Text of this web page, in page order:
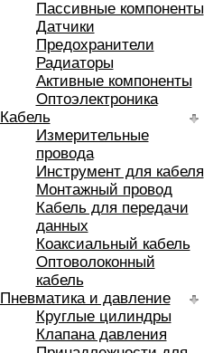
Пассивные компоненты
Датчики
Предохранители
Радиаторы
Активные компоненты
Оптоэлектроника
Кабель
Измерительные
провода
Инструмент для кабеля
Монтажный провод
Кабель для передачи
данных
Коаксиальный кабель
Оптоволоконный
кабель
Пневматика и давление
Круглые цилиндры
Клапана давления